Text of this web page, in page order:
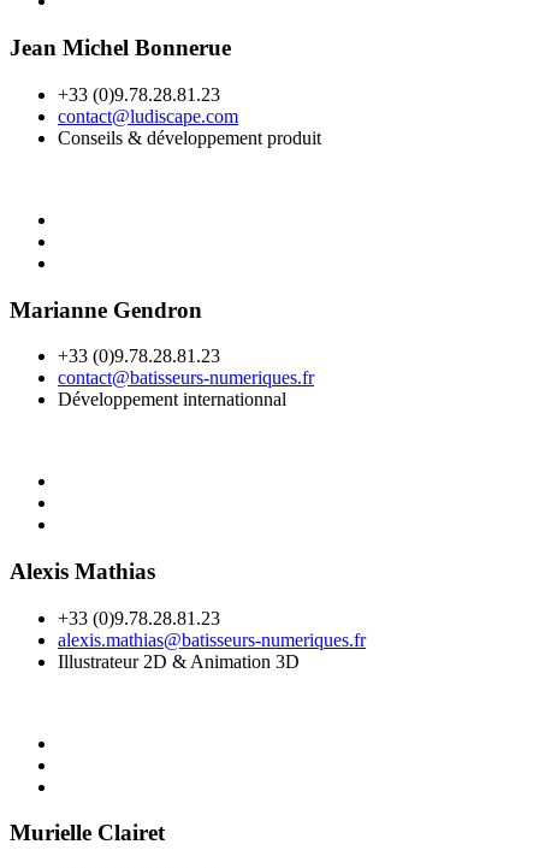
Jean Michel Bonnerue
+33 (0)9.78.28.81.23
contact@ludiscape.com
Conseils & développement produit
Marianne Gendron
+33 (0)9.78.28.81.23
contact@batisseurs-numeriques.fr
Développement internationnal
Alexis Mathias
+33 (0)9.78.28.81.23
alexis.mathias@batisseurs-numeriques.fr
Illustrateur 2D & Animation 3D
Murielle Clairet